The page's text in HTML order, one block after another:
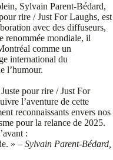
Sylvain Parent-Bédard,
rire / Just For Laughs, est
avec des diffuseurs,
renommée mondiale, il
comme un
international du
l’humour.
pour rire / Just For
l’aventure de cette
reconnaissants envers nos
pour la relance de 2025.
:
» – Sylvain Parent-Bédard,